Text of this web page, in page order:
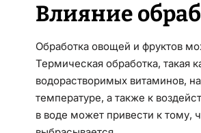
Влияние
Обработка овощей и фруктов
Термическая обработка, такая
водорастворимых витаминов,
температуре, а также к
в воде может привести к тому,